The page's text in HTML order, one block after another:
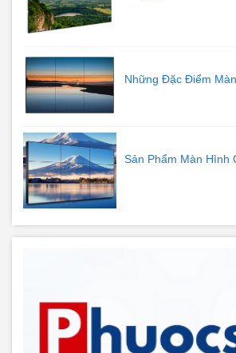
Những Đặc Điểm
Sản Phẩm Màn Hình